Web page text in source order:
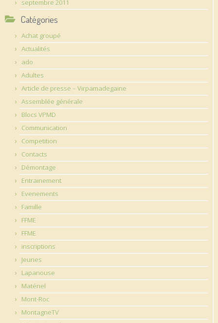
septembre 2011
Catégories
Achat groupé
Actualités
ado
Adultes
Article de presse – Virpamadegaine
Assemblée générale
Blocs VPMD
Communication
Competition
Contacts
Démontage
Entrainement
Evenements
Famille
FFME
FFME
inscriptions
Jeunes
Lapanouse
Matériel
Mont-Roc
MontagneTV